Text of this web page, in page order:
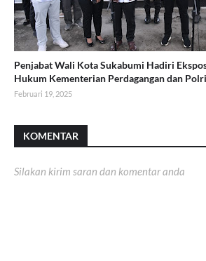
Penjabat Wali Kota Sukabumi Hadiri
Hukum Kementerian Perdagangan dan Polri
Februari 19, 2025
KOMENTAR
Silakan kirim saran dan komentar anda